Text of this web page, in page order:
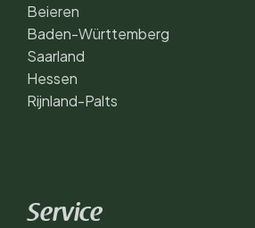
Beieren
Baden-Württemberg
Saarland
Hessen
Rijnland-Palts
Service